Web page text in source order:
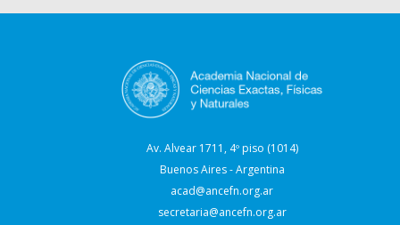
Av. Alvear 1711, 4º piso (1014)
Buenos Aires - Argentina
acad@ancefn.org.ar
secretaria@ancefn.org.ar